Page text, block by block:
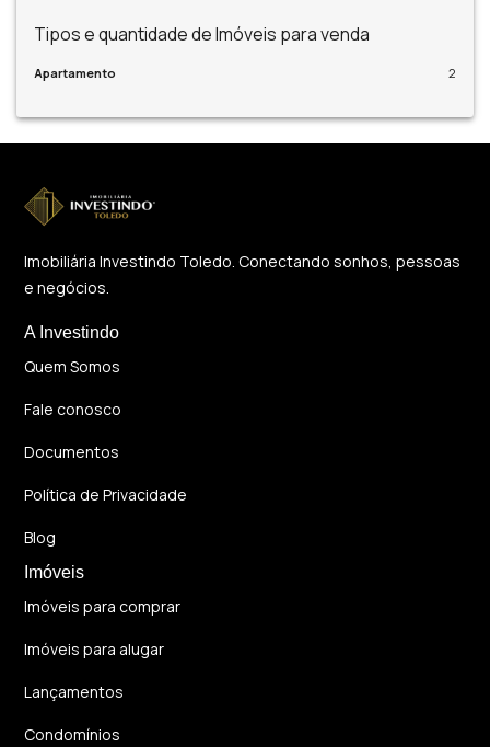
Tipos e quantidade de Imóveis para venda
Apartamento 2
Imobiliária Investindo Toledo. Conectando sonhos, pessoas
e negócios.
A Investindo
Quem Somos
Fale conosco
Documentos
Política de Privacidade
Blog
Imóveis
Imóveis para comprar
Imóveis para alugar
Lançamentos
Condomínios